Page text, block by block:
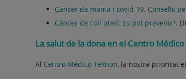
Càncer de mama i covid-19. Consells
Càncer de coll uterí. Es pot prevenir?.
La salut de la dona en el Centro
Al Centro Médico Teknon, la nostra prioritat